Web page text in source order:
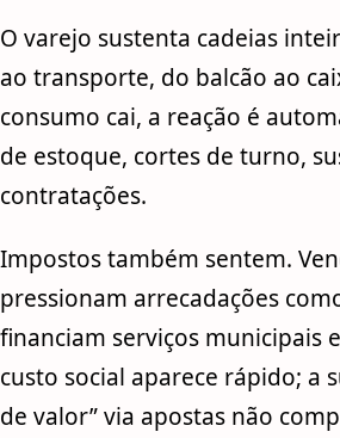
O varejo sustenta cadeias
ao transporte, do balcão ao
consumo cai, a reação é
de estoque, cortes de turno,
contratações.
Impostos também sentem.
pressionam arrecadações
financiam serviços municipais
custo social aparece rápido; a
de valor” via apostas não